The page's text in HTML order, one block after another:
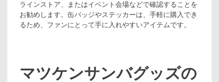
ラインストア、またはイベント会場などで確認することを
お勧めします。缶バッジやステッカーは、手軽に購入でき
るため、ファンにとって手に入れやすいアイテムです。
マツケンサンバグッズの